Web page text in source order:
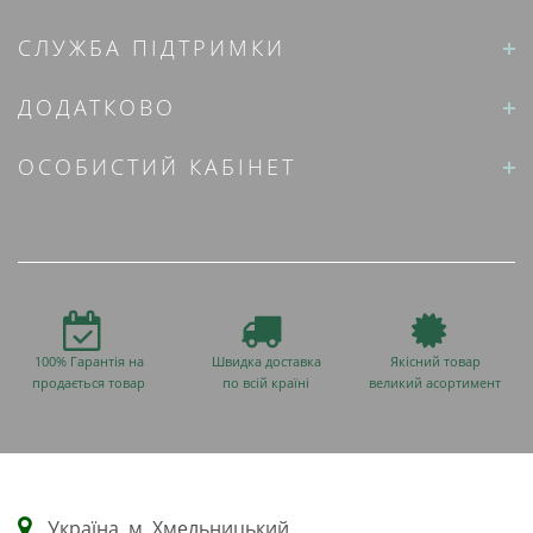
СЛУЖБА ПІДТРИМКИ
ДОДАТКОВО
ОСОБИСТИЙ КАБІНЕТ
100% Гарантія на
продається товар
Швидка доставка
по всій країні
Якісний товар
великий асортимент